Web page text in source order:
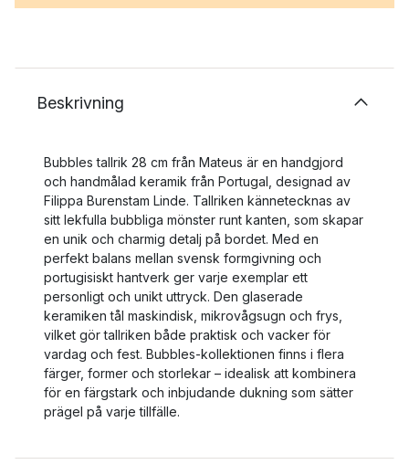
Beskrivning
Bubbles tallrik 28 cm från Mateus är en handgjord
och handmålad keramik från Portugal, designad av
Filippa Burenstam Linde. Tallriken kännetecknas av
sitt lekfulla bubbliga mönster runt kanten, som skapar
en unik och charmig detalj på bordet. Med en
perfekt balans mellan svensk formgivning och
portugisiskt hantverk ger varje exemplar ett
personligt och unikt uttryck. Den glaserade
keramiken tål maskindisk, mikrovågsugn och frys,
vilket gör tallriken både praktisk och vacker för
vardag och fest. Bubbles-kollektionen finns i flera
färger, former och storlekar – idealisk att kombinera
för en färgstark och inbjudande dukning som sätter
prägel på varje tillfälle.